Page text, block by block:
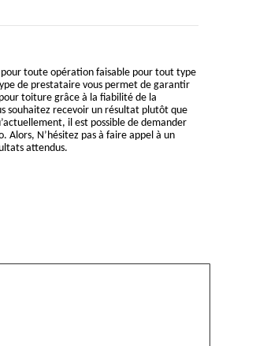
toute opération faisable pour tout type
de prestataire vous permet de garantir
toiture grâce à la fiabilité de la
souhaitez recevoir un résultat plutôt que
il est possible de demander
Alors, N’hésitez pas à faire appel à un
attendus.